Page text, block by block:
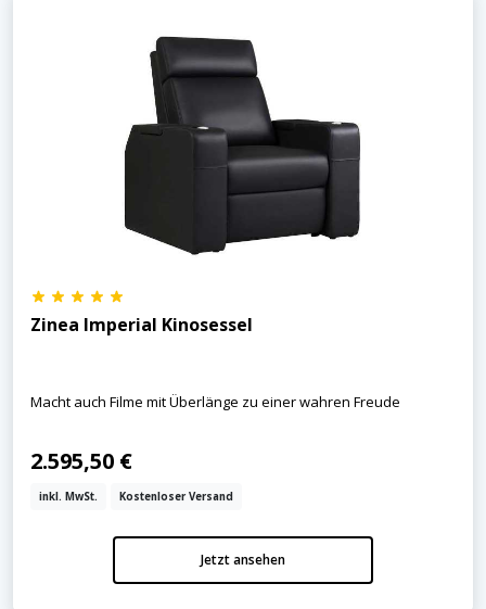
Zinea Imperial Kinosessel
Macht auch Filme mit Überlänge zu einer wahren Freude
2.595,50 €
inkl. MwSt. Kostenloser Versand
Jetzt ansehen